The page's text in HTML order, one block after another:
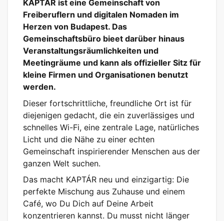
KAPTÁR ist eine Gemeinschaft von
Freiberuflern und digitalen Nomaden im
Herzen von Budapest. Das
Gemeinschaftsbüro bieet darüber hinaus
Veranstaltungsräumlichkeiten und
Meetingräume und kann als offizieller Sitz für
kleine Firmen und Organisationen benutzt
werden.
Dieser fortschrittliche, freundliche Ort ist für
diejenigen gedacht, die ein zuverlässiges und
schnelles Wi-Fi, eine zentrale Lage, natürliches
Licht und die Nähe zu einer echten
Gemeinschaft inspirierender Menschen aus der
ganzen Welt suchen.
Das macht KAPTÁR neu und einzigartig: Die
perfekte Mischung aus Zuhause und einem
Café, wo Du Dich auf Deine Arbeit
konzentrieren kannst. Du musst nicht länger